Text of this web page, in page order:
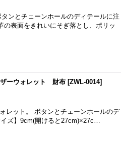
ンとチェーンホールのディテールに注
表面をきれいにそぎ落とし、ポリッ
ーウォレット 財布 [ZWL-0014]
レット。 ボタンとチェーンホールのデ
ズ】9cm(開けると27cm)×27c…